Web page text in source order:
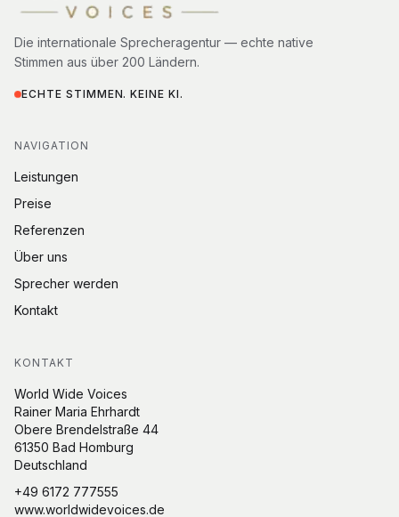
Die internationale Sprecheragentur — echte native
Stimmen aus über 200 Ländern.
ECHTE STIMMEN. KEINE KI.
NAVIGATION
Leistungen
Preise
Referenzen
Über uns
Sprecher werden
Kontakt
KONTAKT
World Wide Voices
Rainer Maria Ehrhardt
Obere Brendelstraße 44
61350 Bad Homburg
Deutschland
+49 6172 777555
www.worldwidevoices.de